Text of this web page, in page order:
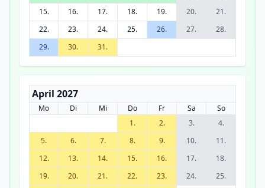
15.
16. 17. 18. 19. 20.
21.
22.
23. 24. 25. 26. 27.
28.
29.
30. 31.
April 2027
Mo Di Mi Do Fr Sa
So
1.
2. 3.
4.
5.
6. 7. 8. 9. 10.
11.
12.
13. 14. 15. 16. 17.
18.
19.
20. 21. 22. 23. 24.
25.